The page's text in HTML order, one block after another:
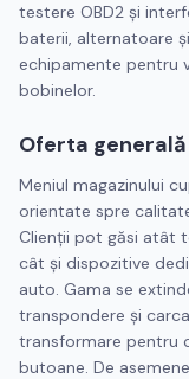
testere OBD2 și
baterii, alternatoare
echipamente pentru
bobinelor.
Oferta
Meniul magazinului
orientate spre
Clienții pot găsi atât
cât și dispozitive
auto. Gama se
transpondere și
transformare pentru
butoane. De